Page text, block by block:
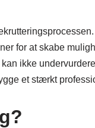
for at skabe
ikke
et stærkt